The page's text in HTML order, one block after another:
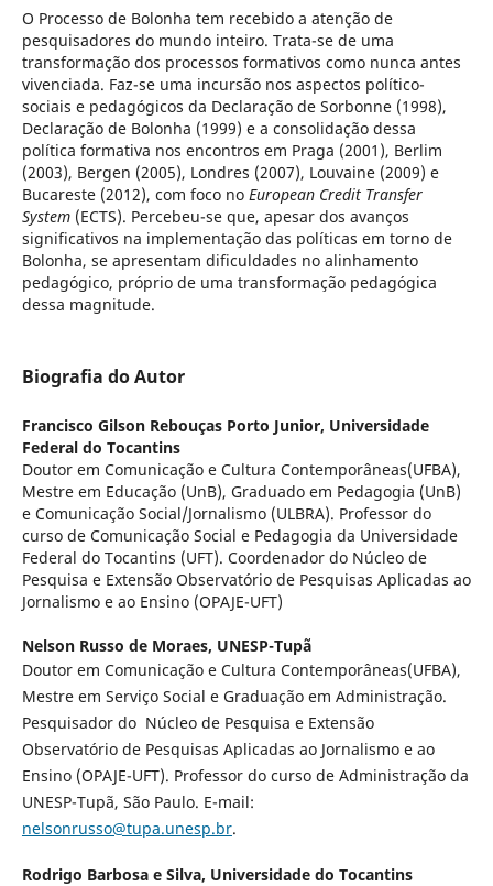
O Processo de Bolonha tem recebido a atenção de
pesquisadores do mundo inteiro. Trata-se de uma
transformação dos processos formativos como nunca antes
vivenciada. Faz-se uma incursão nos aspectos político-
sociais e pedagógicos da Declaração de Sorbonne (1998),
Declaração de Bolonha (1999) e a consolidação dessa
política formativa nos encontros em Praga (2001), Berlim
(2003), Bergen (2005), Londres (2007), Louvaine (2009) e
Bucareste (2012), com foco no European Credit Transfer
System(ECTS). Percebeu-se que, apesar dos avanços
significativos na implementação das políticas em torno de
Bolonha, se apresentam dificuldades no alinhamento
pedagógico, próprio de uma transformação pedagógica
dessa magnitude.
Biografia do Autor
Francisco Gilson Rebouças Porto Junior, Universidade
Federal do Tocantins
Doutor em Comunicação e Cultura Contemporâneas(UFBA),
Mestre em Educação (UnB), Graduado em Pedagogia (UnB)
e Comunicação Social/Jornalismo (ULBRA). Professor do
curso de Comunicação Social e Pedagogia da Universidade
Federal do Tocantins (UFT). Coordenador do Núcleo de
Pesquisa e Extensão Observatório de Pesquisas Aplicadas ao
Jornalismo e ao Ensino (OPAJE-UFT)
Nelson Russo de Moraes, UNESP-Tupã
Doutor em Comunicação e Cultura Contemporâneas(UFBA),
Mestre em Serviço Social e Graduação em Administração.
Pesquisador do Núcleo de Pesquisa e Extensão
Observatório de Pesquisas Aplicadas ao Jornalismo e ao
Ensino (OPAJE-UFT). Professor do curso de Administração da
UNESP-Tupã, São Paulo. E-mail:
nelsonrusso@tupa.unesp.br.
Rodrigo Barbosa e Silva, Universidade do Tocantins